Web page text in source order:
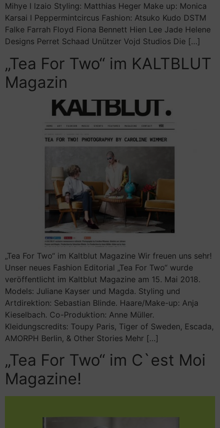
Mihye I Izaio Styling: Matthias Heger Make up: Monica
Karsai I Peppermintcircus Fashion: Atsuko Kudo DSTM
Falke Farrah Floyd Fiona Bennett Hien Lee Jade Helene
Designs Perret Schaad Unützer Vojd Studios Die […]
„Tea For Two“ im KALTBLUT
Magazin
„Tea For Two“ im Kaltblut Magazine Wir freuen uns sehr!
Unser neues Fashion Editorial „Tea For Two“ wurde
veröffentlicht im Kaltblut Magazine am 15. Mai 2018.
Models: Juliane Kayser und Magda. Styling und
Artdirektion: Sebastian Blinde. Haare/Make-up: Anja
Kieselbach. Co-Produktion: Anne Müller.
Kleidungscredits: Toupy Paris, Tiger of Sweden, Escada,
AMORPH Berlin, & Other Stories Mehr […]
„Tea For Two“ im C`est Moi
Magazine!